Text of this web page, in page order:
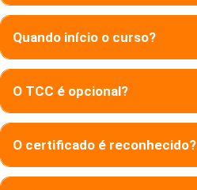
Quando início o curso?
O TCC é opcional?
O certificado é reconhecido?